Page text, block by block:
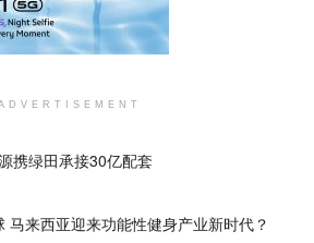
携绿田承接30亿配套
马来西亚迎来功能性健身产业新时代？